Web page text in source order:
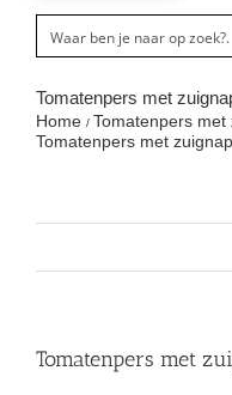
Aanbiedingen
Winkel
Tomatenpers met
Home
Tomatenpers met
Tomatenpers met
Tomatenpers met